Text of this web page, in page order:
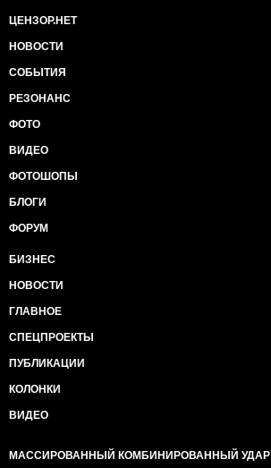
ЦЕНЗОР.НЕТ
НОВОСТИ
СОБЫТИЯ
РЕЗОНАНС
ФОТО
ВИДЕО
ФОТОШОПЫ
БЛОГИ
ФОРУМ
БИЗНЕС
НОВОСТИ
ГЛАВНОЕ
СПЕЦПРОЕКТЫ
ПУБЛИКАЦИИ
КОЛОНКИ
ВИДЕО
МАССИРОВАННЫЙ КОМБИНИРОВАННЫЙ УДАР